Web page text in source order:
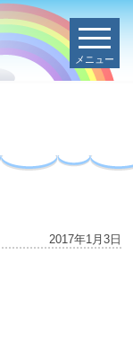
メニュー
2017年1月3日